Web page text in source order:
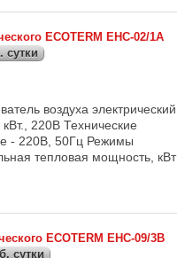
ECOTERM EHC-02/1A
сутки
воздуха электрический
220В Технические
- 220В, 50Гц Режимы
тепловая мощность, кВт
ECOTERM EHC-09/3B
сутки